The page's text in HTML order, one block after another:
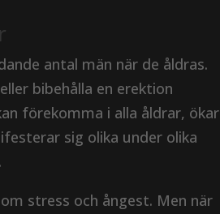
antal män när de åldras.
bibehålla en erektion
förekomma i alla åldrar, ökar
sig olika under olika
stress och ångest. Men när